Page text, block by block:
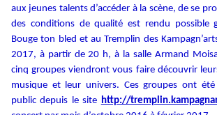
aux jeunes talents d’accéder à la scène, de se
des conditions de qualité est rendu possible
Bouge ton bled et au Tremplin des
2017, à partir de 20 h, à la salle Armand
cinq groupes viendront vous faire découvrir
musique et leur univers. Ces groupes ont
public depuis le site http://